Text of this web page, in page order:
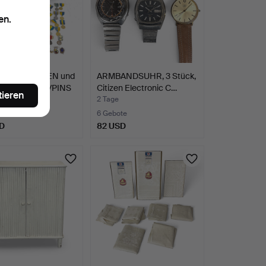
MEDAILLEN und
PINS
ARMBANDSUHR, 3 Stück,
Citizen Electronic C…
2 Tage
6 Gebote
82 USD